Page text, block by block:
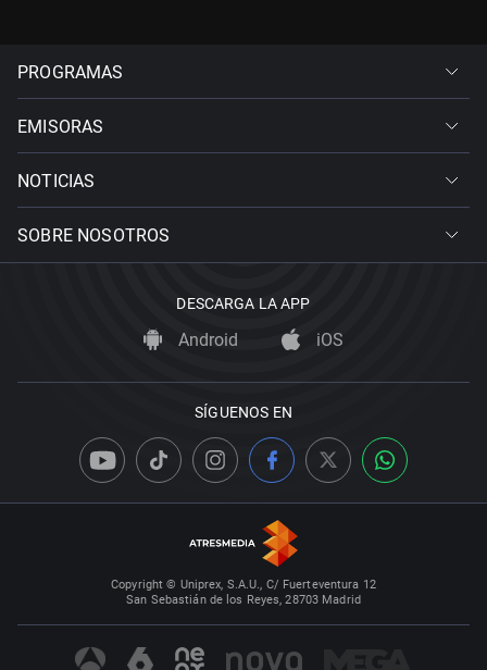
PROGRAMAS
EMISORAS
NOTICIAS
SOBRE NOSOTROS
DESCARGA LA APP
Android iOS
SÍGUENOS EN
Copyright © Uniprex, S.A.U., C/ Fuerteventura 12
San Sebastián de los Reyes, 28703 Madrid